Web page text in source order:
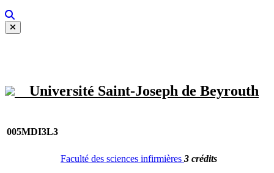
Université Saint-Joseph de Beyrouth
005MDI3L3
Faculté des sciences infirmières 3 crédits